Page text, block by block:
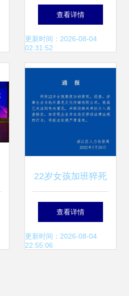
广播电视节目制作
的创新与规范
查看详情
更新时间：2026-08-04
02:31:52
22岁女孩加班猝死
慕克传媒的流量狂
欢背后…
查看详情
更新时间：2026-08-04
22:55:06